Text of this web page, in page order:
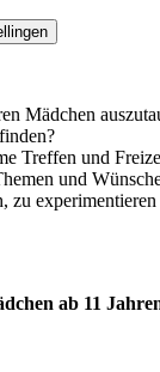
Mädchen
Treffen und
und
zu
ab 11